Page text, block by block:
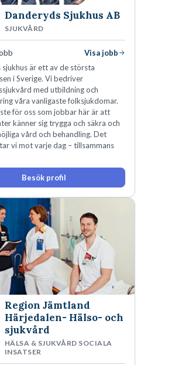
Danderyds Sjukhus AB
SJUKVÅRD
Visa jobb
är ett av de största
i Sverige. Vi bedriver
med utbildning och
våra vanligaste folksjukdomar.
för oss som jobbar här är att
känner sig trygga och säkra och
vård och behandling. Det
vi mot varje dag – tillsammans
Besök profil
Region Jämtland
Härjedalen- Hälso- och
sjukvård
HÄLSA & SJUKVÅRD SOCIALA
INSATSER